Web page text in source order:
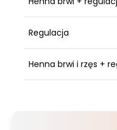
Regulacja
Henna brwi i rzęs +